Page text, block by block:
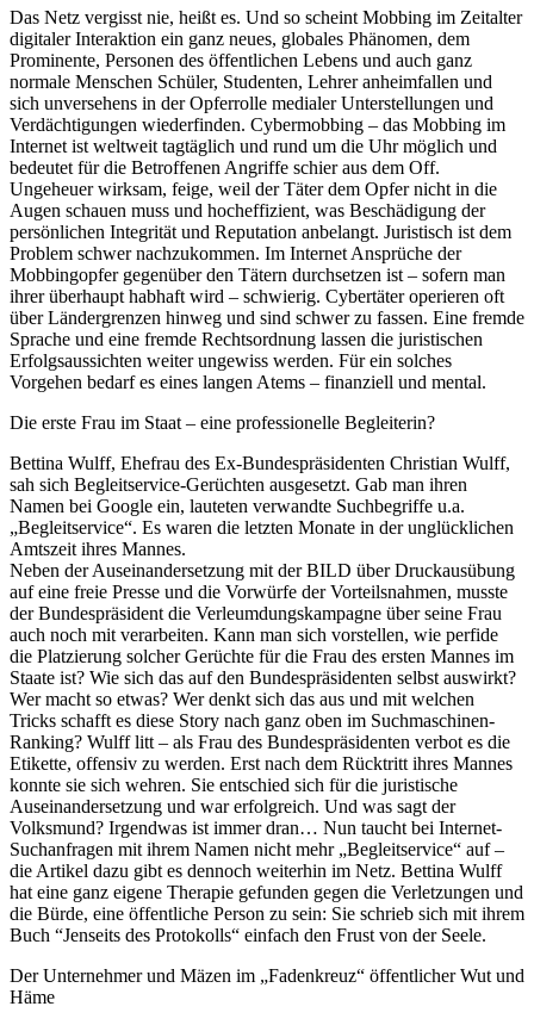
Das Netz vergisst nie, heißt es. Und so scheint Mobbing im Zeitalter
digitaler Interaktion ein ganz neues, globales Phänomen, dem
Prominente, Personen des öffentlichen Lebens und auch ganz
normale Menschen Schüler, Studenten, Lehrer anheimfallen und
sich unversehens in der Opferrolle medialer Unterstellungen und
Verdächtigungen wiederfinden. Cybermobbing – das Mobbing im
Internet ist weltweit tagtäglich und rund um die Uhr möglich und
bedeutet für die Betroffenen Angriffe schier aus dem Off.
Ungeheuer wirksam, feige, weil der Täter dem Opfer nicht in die
Augen schauen muss und hocheffizient, was Beschädigung der
persönlichen Integrität und Reputation anbelangt. Juristisch ist dem
Problem schwer nachzukommen. Im Internet Ansprüche der
Mobbingopfer gegenüber den Tätern durchsetzen ist – sofern man
ihrer überhaupt habhaft wird – schwierig. Cybertäter operieren oft
über Ländergrenzen hinweg und sind schwer zu fassen. Eine fremde
Sprache und eine fremde Rechtsordnung lassen die juristischen
Erfolgsaussichten weiter ungewiss werden. Für ein solches
Vorgehen bedarf es eines langen Atems – finanziell und mental.
Die erste Frau im Staat – eine professionelle Begleiterin?
Bettina Wulff, Ehefrau des Ex-Bundespräsidenten Christian Wulff,
sah sich Begleitservice-Gerüchten ausgesetzt. Gab man ihren
Namen bei Google ein, lauteten verwandte Suchbegriffe u.a.
„Begleitservice“. Es waren die letzten Monate in der unglücklichen
Amtszeit ihres Mannes.
Neben der Auseinandersetzung mit der BILD über Druckausübung
auf eine freie Presse und die Vorwürfe der Vorteilsnahmen, musste
der Bundespräsident die Verleumdungskampagne über seine Frau
auch noch mit verarbeiten. Kann man sich vorstellen, wie perfide
die Platzierung solcher Gerüchte für die Frau des ersten Mannes im
Staate ist? Wie sich das auf den Bundespräsidenten selbst auswirkt?
Wer macht so etwas? Wer denkt sich das aus und mit welchen
Tricks schafft es diese Story nach ganz oben im Suchmaschinen-
Ranking? Wulff litt – als Frau des Bundespräsidenten verbot es die
Etikette, offensiv zu werden. Erst nach dem Rücktritt ihres Mannes
konnte sie sich wehren. Sie entschied sich für die juristische
Auseinandersetzung und war erfolgreich. Und was sagt der
Volksmund? Irgendwas ist immer dran… Nun taucht bei Internet-
Suchanfragen mit ihrem Namen nicht mehr „Begleitservice“ auf –
die Artikel dazu gibt es dennoch weiterhin im Netz. Bettina Wulff
hat eine ganz eigene Therapie gefunden gegen die Verletzungen und
die Bürde, eine öffentliche Person zu sein: Sie schrieb sich mit ihrem
Buch “Jenseits des Protokolls“ einfach den Frust von der Seele.
Der Unternehmer und Mäzen im „Fadenkreuz“ öffentlicher Wut und
Häme